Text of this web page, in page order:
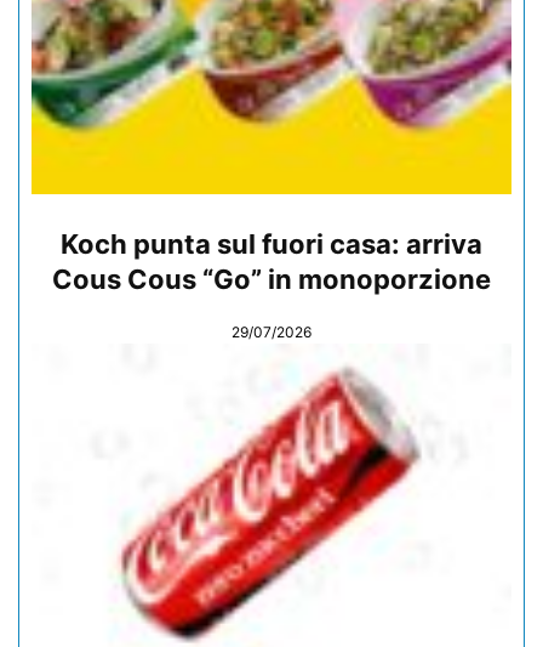
Koch punta sul fuori casa: arriva
Cous Cous “Go” in monoporzione
29/07/2026